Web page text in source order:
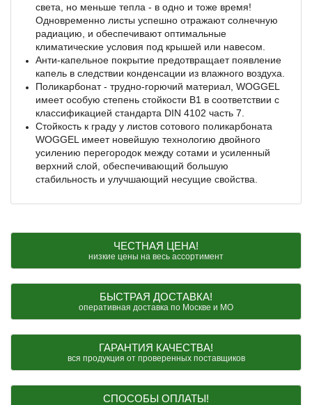
света, но меньше тепла - в одно и тоже время!
Одновременно листы успешно отражают солнечную
радиацию, и обеспечивают оптимальные
климатические условия под крышей или навесом.
Анти-капельное покрытие предотвращает появление
капель в следствии конденсации из влажного воздуха.
Поликарбонат - трудно-горючий материал, WOGGEL
имеет особую степень стойкости B1 в соответствии с
классификацией стандарта DIN 4102 часть 7.
Стойкость к граду у листов сотового поликарбоната
WOGGEL имеет новейшую технологию двойного
усилению перегородок между сотами и усиленный
верхний слой, обеспечивающий большую
стабильность и улучшающий несущие свойства.
ЧЕСТНАЯ ЦЕНА!
низкие цены на весь ассортимент
БЫСТРАЯ ДОСТАВКА!
оперативная доставка по Москве и МО
ГАРАНТИЯ КАЧЕСТВА!
вся продукция от проверенных поставщиков
СПОСОБЫ ОПЛАТЫ!